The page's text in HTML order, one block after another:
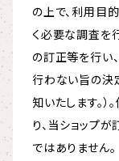
の上で、利用目
く必要な調査を
の訂正等を行い
行わない旨の決
知いたします。
り、当ショップ
ではありません。